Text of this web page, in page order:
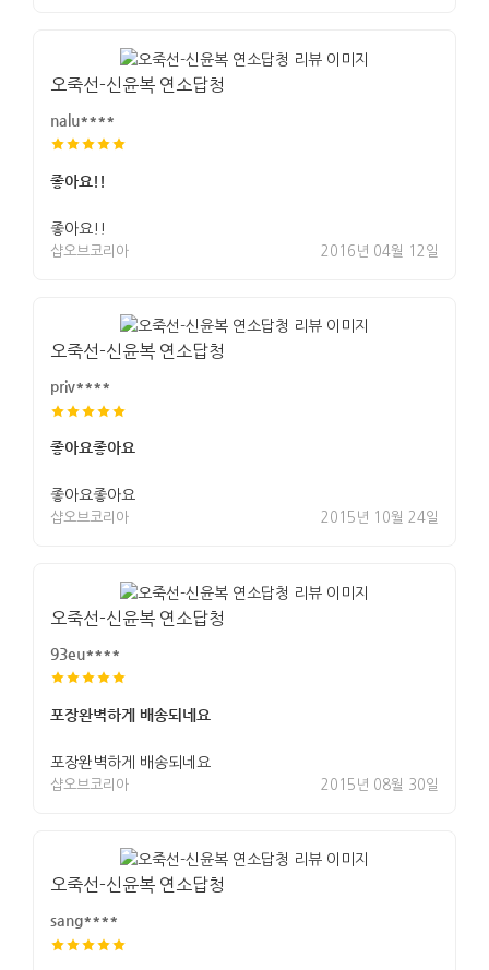
오죽선-신윤복 연소답청
nalu****
좋아요!!
좋아요!!
샵오브코리아 2016년 04월 12일
오죽선-신윤복 연소답청
priv****
좋아요좋아요
좋아요좋아요
샵오브코리아 2015년 10월 24일
오죽선-신윤복 연소답청
93eu****
포장완벽하게 배송되네요
포장완벽하게 배송되네요
샵오브코리아 2015년 08월 30일
오죽선-신윤복 연소답청
sang****